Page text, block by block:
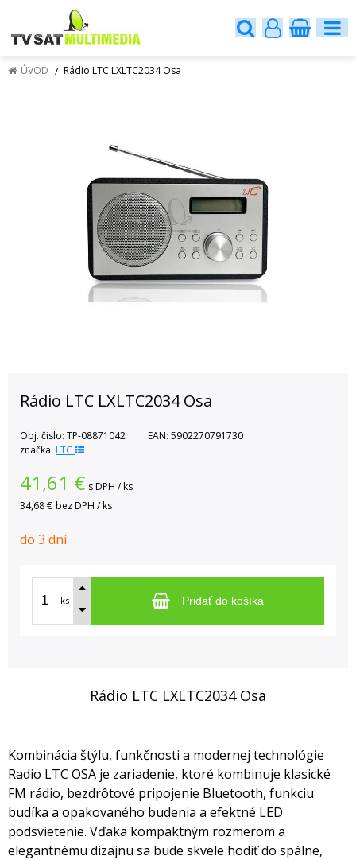
ÚVOD Rádio LTC LXLTC2034 Osa
Rádio LTC LXLTC2034 Osa
Obj. čislo: TP-08871042 EAN: 5902270791730
značka: LTC
41,61 € s DPH / ks
34,68 € bez DPH / ks
do 3 dní
ks Pridať do košíka
Rádio LTC LXLTC2034 Osa
Kombinácia štýlu, funkčnosti a modernej technológie
Radio LTC OSA je zariadenie, ktoré kombinuje klasické
FM rádio, bezdrôtové pripojenie Bluetooth, funkciu
budíka a opakovaného budenia a efektné LED
podsvietenie. Vďaka kompaktným rozmerom a
elegantnému dizajnu sa bude skvele hodiť do spálne,